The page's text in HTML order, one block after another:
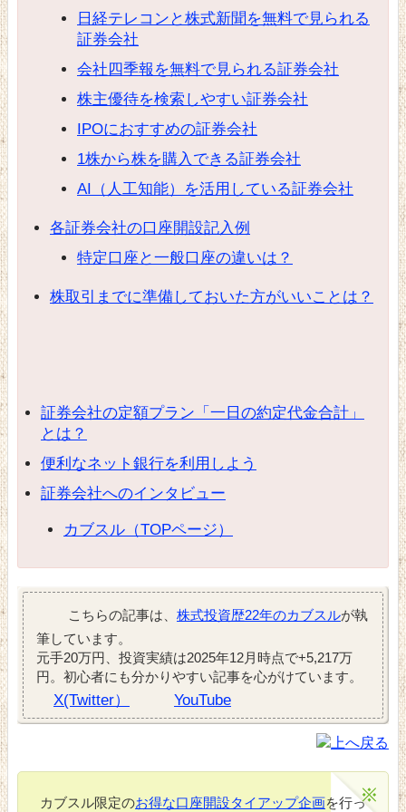
日経テレコンと株式新聞を無料で見られる
証券会社
会社四季報を無料で見られる証券会社
株主優待を検索しやすい証券会社
IPOにおすすめの証券会社
1株から株を購入できる証券会社
AI（人工知能）を活用している証券会社
各証券会社の口座開設記入例
特定口座と一般口座の違いは？
株取引までに準備しておいた方がいいことは？
証券会社の定額プラン「一日の約定代金合計」
とは？
便利なネット銀行を利用しよう
証券会社へのインタビュー
カブスル（TOPページ）
こちらの記事は、 株式投資歴22年のカブスルが執
筆しています。
元手20万円、投資実績は2025年12月時点で+5,217万
円。初心者にも分かりやすい記事を心がけています。
X(Twitter） YouTube
カブスル限定のお得な口座開設タイアップ企画を行っ